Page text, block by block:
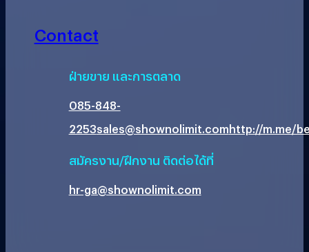
Contact
ฝ่ายขาย และการตลาด
085-848-
2253sales@shownolimit.comhttp://m.me/
สมัครงาน/ฝึกงาน ติดต่อได้ที่
hr-ga@shownolimit.com